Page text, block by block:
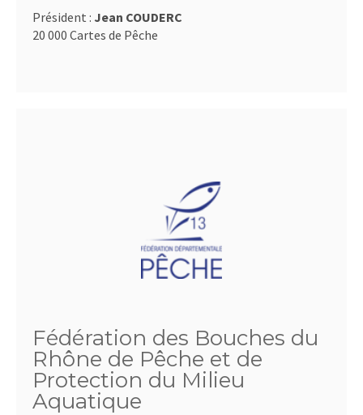
Président : Jean COUDERC
20 000 Cartes de Pêche
Fédération des Bouches du
Rhône de Pêche et de
Protection du Milieu
Aquatique